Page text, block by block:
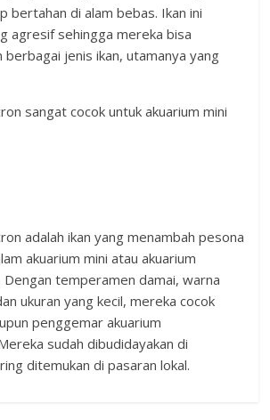
bertahan di alam bebas. Ikan ini
agresif sehingga mereka bisa
berbagai jenis ikan, utamanya yang
sangat cocok untuk akuarium mini
adalah ikan yang menambah pesona
akuarium mini atau akuarium
Dengan temperamen damai, warna
ukuran yang kecil, mereka cocok
penggemar akuarium
sudah dibudidayakan di
ditemukan di pasaran lokal.